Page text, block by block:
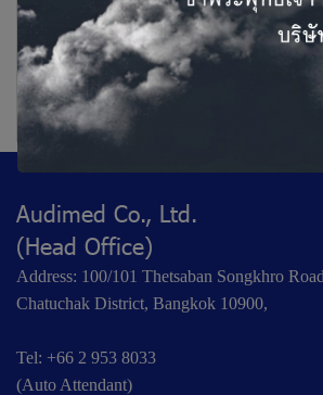
Oticon Intent
ช่ว
Audimed Co., Ltd.
(Head Office)
Address: 100/101 Thetsaban Songkhro
Chatuchak District, Bangkok 10900,
Tel: +66 2 953 8033
(Auto Attendant)